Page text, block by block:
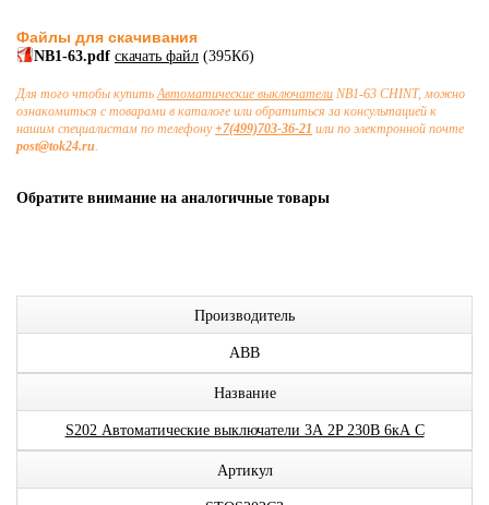
Файлы для скачивания
NB1-63.pdf скачать файл (395Кб)
Для того чтобы купитьАвтоматические выключатели NB1-63 CHINT, можно
ознакомиться с товарами в каталоге или обратиться за консультацией к
нашим специалистам по телефону+7(499)703-36-21 или по электронной почте
post@tok24.ru.
Обратите внимание на аналогичные товары
Производитель
ABB
Название
S202 Автоматические выключатели 3А 2P 230В 6кА C
Артикул